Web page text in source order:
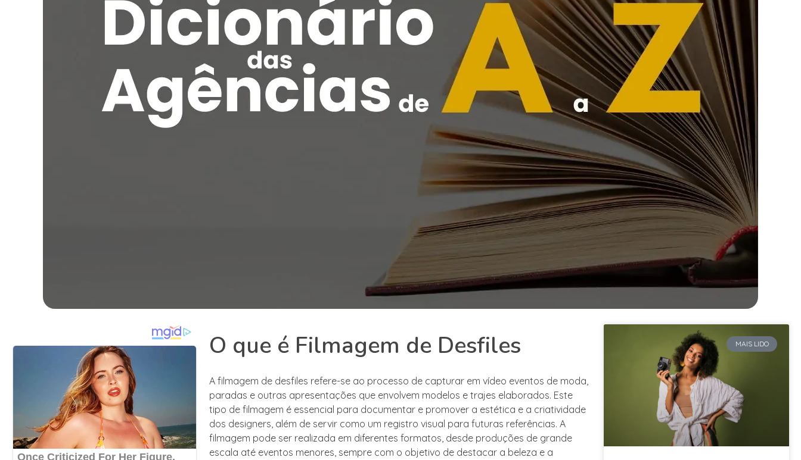
O que é Filmagem de Desfiles
A filmagem de desfiles refere-se ao processo de capturar em vídeo eventos de moda,
paradas e outras apresentações que envolvem modelos e trajes elaborados. Este
tipo de filmagem é essencial para documentar e promover a estética e a criatividade
dos designers, além de servir como um registro visual para futuras referências. A
filmagem pode ser realizada em diferentes formatos, desde produções de grande
escala até eventos menores, sempre com o objetivo de destacar a beleza e a
MAIS LIDO